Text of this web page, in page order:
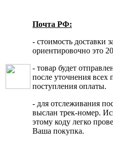
Почта РФ:
- стоимость доставки
ориентировочно это
- товар будет
после уточнения всех
поступления оплаты.
- для отслеживания
выслан трек-номер.
этому коду легко
Ваша покупка.